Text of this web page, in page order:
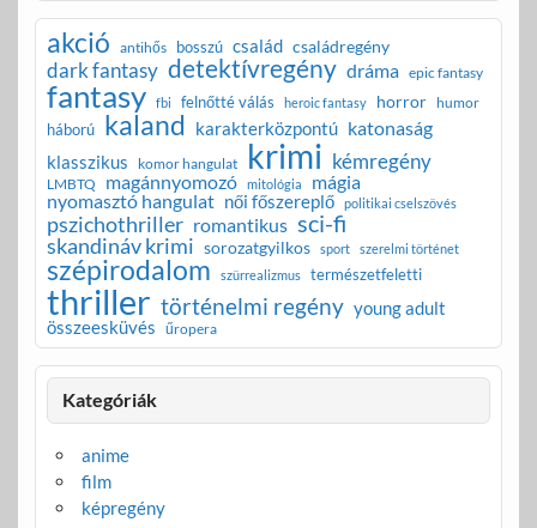
akció antihős bosszú család családregény
dark fantasy detektívregény dráma epic fantasy
fantasy fbi felnőtté válás heroic fantasy horror humor
háború kaland karakterközpontú katonaság
klasszikus komor hangulat krimi kémregény
LMBTQ magánnyomozó mitológia mágia
nyomasztó hangulat női főszereplő politikai cselszövés
pszichothriller romantikus sci-fi
skandináv krimi sorozatgyilkos sport szerelmi történet
szépirodalom szürrealizmus természetfeletti
thriller történelmi regény young adult
összeesküvés űropera
Kategóriák
anime
film
képregény